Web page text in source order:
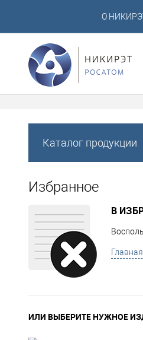
О
Каталог продукции
Избранное
В
ИЛИ ВЫБЕРИТЕ НУЖНОЕ